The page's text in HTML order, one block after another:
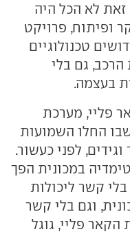
זאת לא הכל היה
ופיתוח, פרויקט
טכנולוגיים
גם בלי
בעצמה.
פליי, מערכת
החלו השמועות
לפני כעשור.
במכונית הפך
קשר ליכולות
וגם בלי קשר
פליי, גוגל